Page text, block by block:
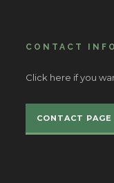
CONTACT INFO
Click here if you
CONTACT PAGE